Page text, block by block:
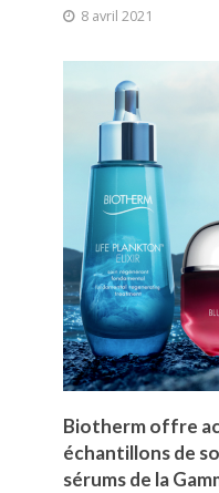
8 avril 2021
Biotherm offre
échantillons de
sérums de la